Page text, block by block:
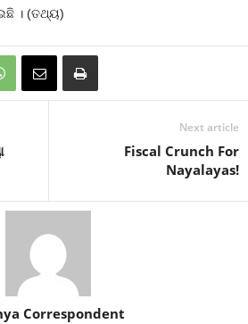
। (ତଥ୍ୟ)
Next article
Fiscal Crunch For
Nayalayas!
Correspondent